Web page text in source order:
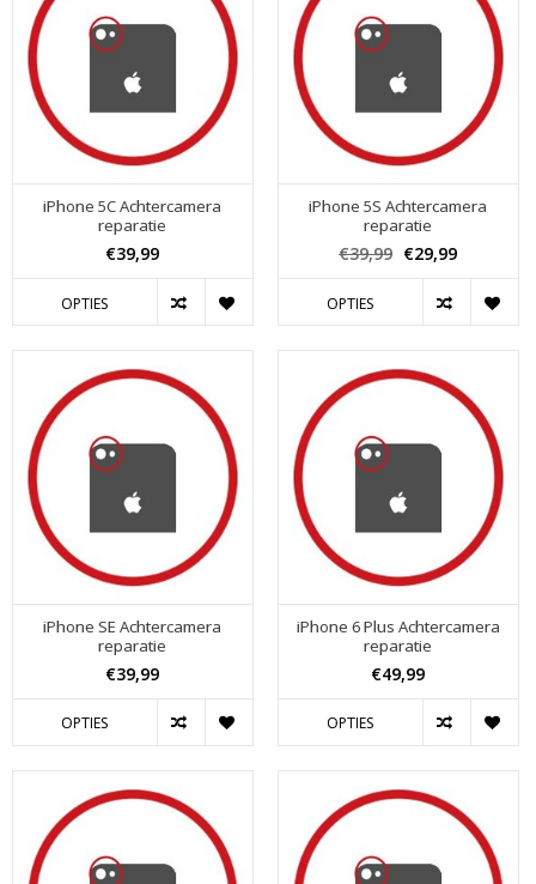
iPhone 5C Achtercamera
reparatie
€39,99
OPTIES
iPhone 5S Achtercamera
reparatie
€39,99 €29,99
OPTIES
iPhone SE Achtercamera
reparatie
€39,99
OPTIES
iPhone 6 Plus Achtercamera
reparatie
€49,99
OPTIES